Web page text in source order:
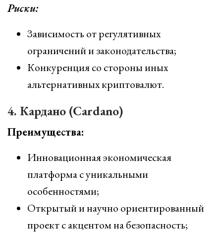
Риски:
Зависимость от регулятивных
ограничений и законодательства;
Конкуренция со стороны иных
альтернативных криптовалют.
4. Кардано (Cardano)
Преимущества:
Инновационная экономическая
платформа с уникальными
особенностями;
Открытый и научно ориентированный
проект с акцентом на безопасность;